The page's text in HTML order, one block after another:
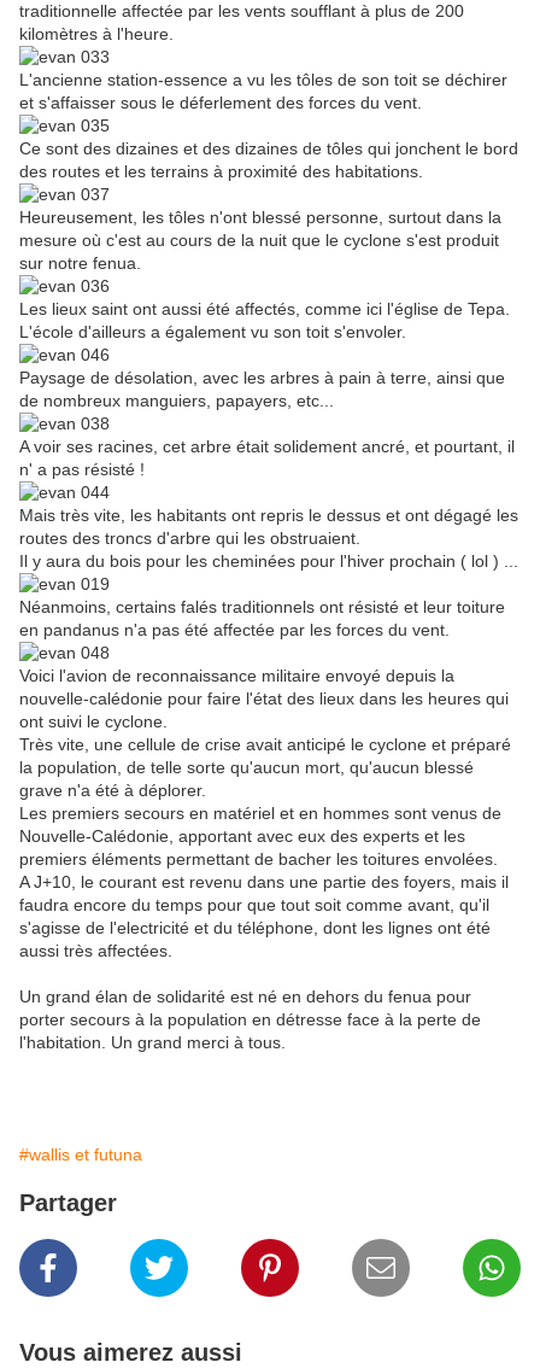
traditionnelle affectée par les vents soufflant à plus de 200
kilomètres à l'heure.
L'ancienne station-essence a vu les tôles de son toit se déchirer
et s'affaisser sous le déferlement des forces du vent.
Ce sont des dizaines et des dizaines de tôles qui jonchent le bord
des routes et les terrains à proximité des habitations.
Heureusement, les tôles n'ont blessé personne, surtout dans la
mesure où c'est au cours de la nuit que le cyclone s'est produit
sur notre fenua.
Les lieux saint ont aussi été affectés, comme ici l'église de Tepa.
L'école d'ailleurs a également vu son toit s'envoler.
Paysage de désolation, avec les arbres à pain à terre, ainsi que
de nombreux manguiers, papayers, etc...
A voir ses racines, cet arbre était solidement ancré, et pourtant, il
n' a pas résisté !
Mais très vite, les habitants ont repris le dessus et ont dégagé les
routes des troncs d'arbre qui les obstruaient.
Il y aura du bois pour les cheminées pour l'hiver prochain ( lol ) ...
Néanmoins, certains falés traditionnels ont résisté et leur toiture
en pandanus n'a pas été affectée par les forces du vent.
Voici l'avion de reconnaissance militaire envoyé depuis la
nouvelle-calédonie pour faire l'état des lieux dans les heures qui
ont suivi le cyclone.
Très vite, une cellule de crise avait anticipé le cyclone et préparé
la population, de telle sorte qu'aucun mort, qu'aucun blessé
grave n'a été à déplorer.
Les premiers secours en matériel et en hommes sont venus de
Nouvelle-Calédonie, apportant avec eux des experts et les
premiers éléments permettant de bacher les toitures envolées.
A J+10, le courant est revenu dans une partie des foyers, mais il
faudra encore du temps pour que tout soit comme avant, qu'il
s'agisse de l'electricité et du téléphone, dont les lignes ont été
aussi très affectées.
Un grand élan de solidarité est né en dehors du fenua pour
porter secours à la population en détresse face à la perte de
l'habitation. Un grand merci à tous.
#wallis et futuna
Partager
Vous aimerez aussi